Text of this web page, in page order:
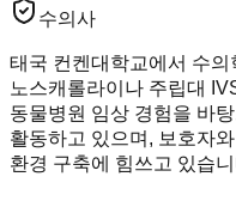
수의사
태국 컨켄대학교에서 수
노스캐롤라이나 주립대
동물병원 임상 경험을 바
활동하고 있으며, 보호자
환경 구축에 힘쓰고 있습